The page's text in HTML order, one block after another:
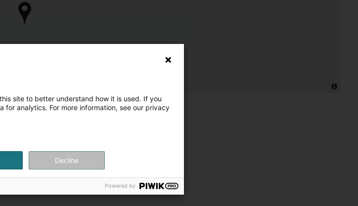
site to better understand how it is used. If you
for analytics. For more information, see our privacy
Decline
Powered by